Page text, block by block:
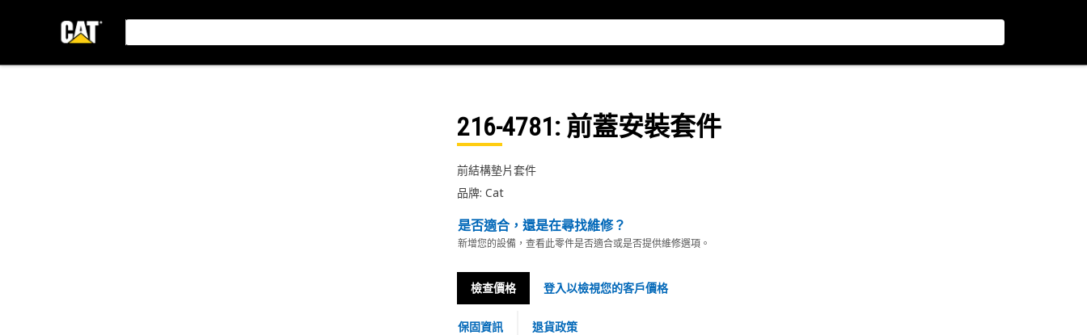
216-4781: 前蓋安裝套件
前結構墊片套件
品牌: Cat
是否適合，還是在尋找維修？
新增您的設備，查看此零件是否適合或是否提供維修選項。
檢查價格 登入以檢視您的客戶價格
保固資訊 退貨政策